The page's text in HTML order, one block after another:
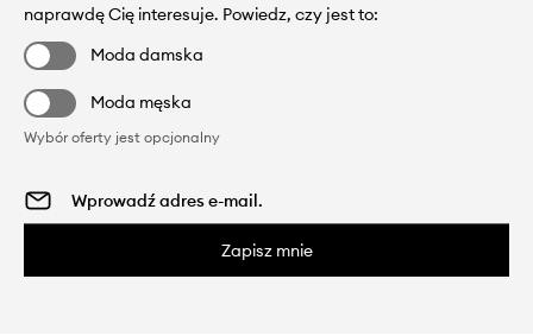
naprawdę Cię interesuje. Powiedz, czy jest to:
Moda damska
Moda męska
Wybór oferty jest opcjonalny
Zapisz mnie